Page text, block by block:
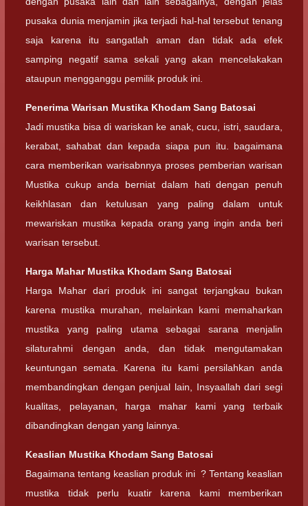
pusaka dunia menjamin jika terjadi hal-hal tersebut tenang
saja karena itu sangatlah aman dan tidak ada efek
samping negatif sama sekali yang akan mencelakakan
ataupun mengganggu pemilik produk ini.
Penerima Warisan Mustika Khodam Sang Batosai
Jadi mustika bisa di wariskan ke anak, cucu, istri, saudara,
kerabat, sahabat dan kepada siapa pun itu. bagaimana
cara memberikan warisabnnya proses pemberian warisan
Mustika cukup anda berniat dalam hati dengan penuh
keikhlasan dan ketulusan yang paling dalam untuk
mewariskan mustika kepada orang yang ingin anda beri
warisan tersebut.
Harga Mahar Mustika Khodam Sang Batosai
Harga Mahar dari produk ini sangat terjangkau bukan
karena mustika murahan, melainkan kami memaharkan
mustika yang paling utama sebagai sarana menjalin
silaturahmi dengan anda, dan tidak mengutamakan
keuntungan semata. Karena itu kami persilahkan anda
membandingkan dengan penjual lain, Insyaallah dari segi
kualitas, pelayanan, harga mahar kami yang terbaik
dibandingkan dengan yang lainnya.
Keaslian Mustika Khodam Sang Batosai
Bagaimana tentang keaslian produk ini ? Tentang keaslian
mustika tidak perlu kuatir karena kami memberikan